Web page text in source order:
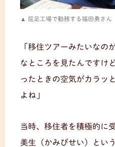
屈足工場で勤務する福田勇さん
「移住ツアーみたいなの
なところを見たんですけ
ったときの空気がカラッ
よね」
当時、移住者を積極的に
美生（かみびせい）とい